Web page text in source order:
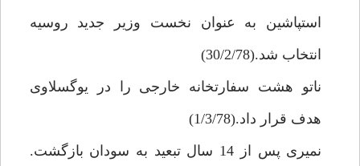
استپاشين به عنوان نخست وزير جديد روسيه
انتخاب شد.(30/2/78)
ناتو هشت سفارتخانه خارجى را در يوگسلاوى
هدف قرار داد.(1/3/78)
نميرى پس از 14 سال تبعيد به سودان بازگشت.